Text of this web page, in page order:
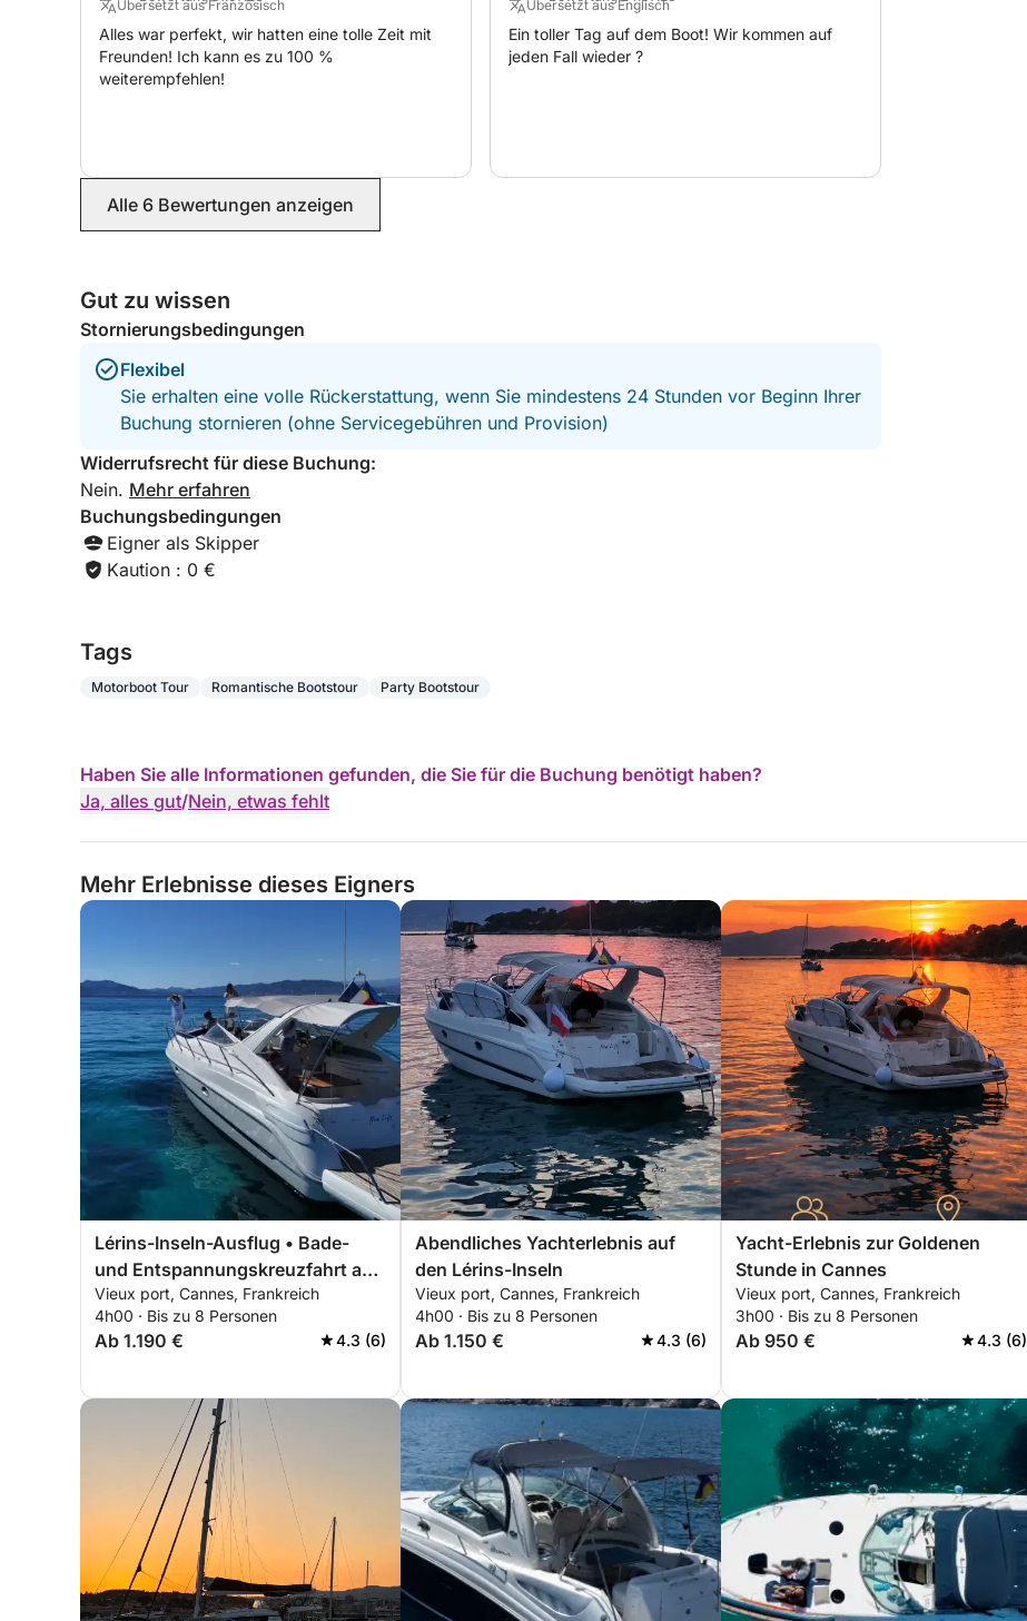
Übersetzt aus Französisch
Alles war perfekt, wir hatten eine tolle Zeit mit
Freunden! Ich kann es zu 100 %
weiterempfehlen!
Übersetzt aus Englisch
Ein toller Tag auf dem Boot! Wir kommen auf
jeden Fall wieder ?
Alle 6 Bewertungen anzeigen
Gut zu wissen
Stornierungsbedingungen
Flexibel
Sie erhalten eine volle Rückerstattung, wenn Sie mindestens 24 Stunden vor Beginn Ihrer
Buchung stornieren (ohne Servicegebühren und Provision)
Widerrufsrecht für diese Buchung:
Nein. Mehr erfahren
Buchungsbedingungen
Eigner als Skipper
Kaution : 0 €
Tags
Motorboot Tour Romantische Bootstour Party Bootstour
Haben Sie alle Informationen gefunden, die Sie für die Buchung benötigt haben?
Ja, alles gut/Nein, etwas fehlt
Mehr Erlebnisse dieses Eigners
Lérins-Inseln-Ausflug • Bade-
und Entspannungskreuzfahrt ab
Cannes
Vieux port, Cannes, Frankreich
4h00 · Bis zu 8 Personen
Ab 1.190 € 4.3 (6)
Abendliches Yachterlebnis auf
den Lérins-Inseln
Vieux port, Cannes, Frankreich
4h00 · Bis zu 8 Personen
Ab 1.150 € 4.3 (6)
Yacht-Erlebnis zur Goldenen
Stunde in Cannes
Vieux port, Cannes, Frankreich
3h00 · Bis zu 8 Personen
Ab 950 € 4.3 (6)